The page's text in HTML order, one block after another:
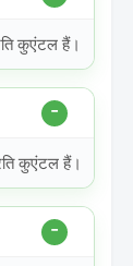
कुएंटल हैं।
कुएंटल हैं।